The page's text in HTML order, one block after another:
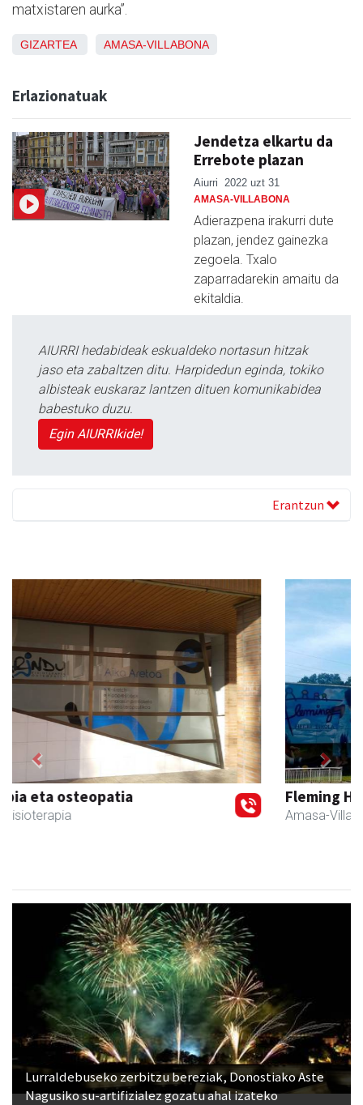
matxistaren aurka”.
GIZARTEA AMASA-VILLABONA
Erlazionatuak
Jendetza elkartu da
Errebote plazan
Aiurri 2022 uzt 31
AMASA-VILLABONA
Adierazpena irakurri dute
plazan, jendez gainezka
zegoela. Txalo
zaparradarekin amaitu da
ekitaldia.
AIURRI hedabideak eskualdeko nortasun hitzak
jaso eta zabaltzen ditu. Harpidedun eginda, tokiko
albisteak euskaraz lantzen dituen komunikabidea
babestuko duzu.
Egin AIURRIkide!
Erantzun
Fleming Herri Eskola
Amasa-Villabona
Previous Next
Lurraldebuseko zerbitzu bereziak, Donostiako Aste
Nagusiko su-artifizialez gozatu ahal izateko